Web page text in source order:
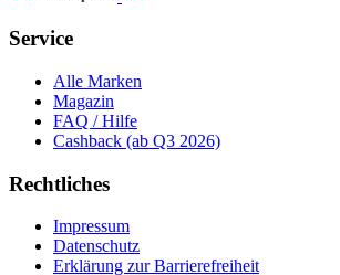
Service
Alle Marken
Magazin
FAQ / Hilfe
Cashback (ab Q3 2026)
Rechtliches
Impressum
Datenschutz
Erklärung zur Barrierefreiheit